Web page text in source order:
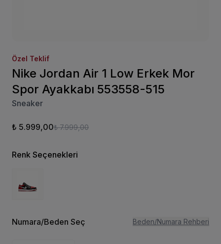
Özel Teklif
Nike Jordan Air 1 Low Erkek Mor
Spor Ayakkabı 553558-515
Sneaker
₺ 5.999,00₺ 7.999,00
Renk Seçenekleri
Numara/Beden Seç Beden/Numara Rehberi